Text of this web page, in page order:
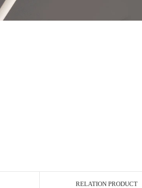
RELATION PRODUCT